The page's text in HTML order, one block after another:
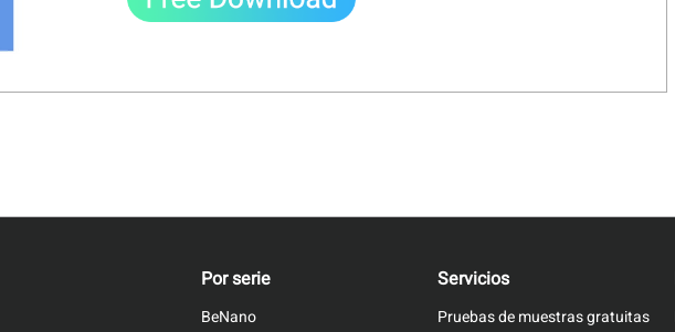
Por serie
BeNano
Servicios
Pruebas de muestras gratuitas